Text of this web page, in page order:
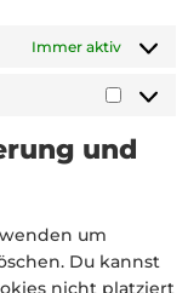
Immer aktiv
und
um
Du kannst
nicht platziert